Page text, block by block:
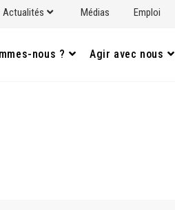
Actualités Médias Emploi
nous ? Agir avec nous